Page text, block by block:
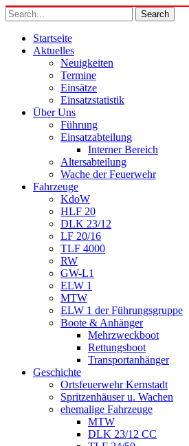
Startseite
Aktuelles
Neuigkeiten
Termine
Einsätze
Einsatzstatistik
Über Uns
Führung
Einsatzabteilung
Interner Bereich
Altersabteilung
Wache der Feuerwehr
Fahrzeuge
KdoW
HLF 20
DLK 23/12
LF 20/16
TLF 4000
RW
GW-L1
ELW 1
MTW
ELW 1 der Führungsgruppe
Boote & Anhänger
Mehrzweckboot
Rettungsboot
Transportanhänger
Geschichte
Ortsfeuerwehr Kernstadt
Spritzenhäuser u. Wachen
ehemalige Fahrzeuge
MTW
DLK 23/12 CC